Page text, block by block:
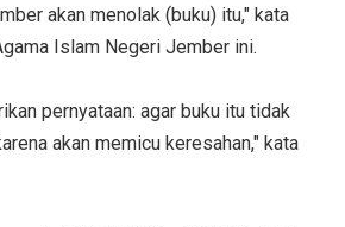
akan menolak (buku) itu," kata
Islam Negeri Jember ini.
pernyataan: agar buku itu tidak
akan memicu keresahan," kata